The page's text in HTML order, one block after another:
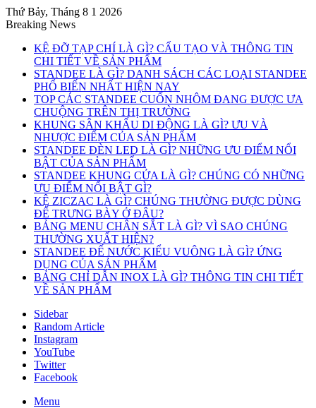
Thứ Bảy, Tháng 8 1 2026
Breaking News
KỆ ĐỠ TẠP CHÍ LÀ GÌ? CẤU TẠO VÀ THÔNG TIN
CHI TIẾT VỀ SẢN PHẨM
STANDEE LÀ GÌ? DANH SÁCH CÁC LOẠI STANDEE
PHỔ BIẾN NHẤT HIỆN NAY
TOP CÁC STANDEE CUỐN NHÔM ĐANG ĐƯỢC ƯA
CHUỘNG TRÊN THỊ TRƯỜNG
KHUNG SÂN KHẤU DI ĐỘNG LÀ GÌ? ƯU VÀ
NHƯỢC ĐIỂM CỦA SẢN PHẨM
STANDEE ĐÈN LED LÀ GÌ? NHỮNG ƯU ĐIỂM NỔI
BẬT CỦA SẢN PHẨM
STANDEE KHUNG CỬA LÀ GÌ? CHÚNG CÓ NHỮNG
ƯU ĐIỂM NỔI BẬT GÌ?
KỆ ZICZAC LÀ GÌ? CHÚNG THƯỜNG ĐƯỢC DÙNG
ĐỂ TRƯNG BÀY Ở ĐÂU?
BẢNG MENU CHÂN SẮT LÀ GÌ? VÌ SAO CHÚNG
THƯỜNG XUẤT HIỆN?
STANDEE ĐẾ NƯỚC KIỂU VUÔNG LÀ GÌ? ỨNG
DỤNG CỦA SẢN PHẨM
BẢNG CHỈ DẪN INOX LÀ GÌ? THÔNG TIN CHI TIẾT
VỀ SẢN PHẨM
Sidebar
Random Article
Instagram
YouTube
Twitter
Facebook
Menu